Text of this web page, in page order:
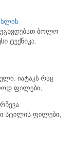
ბოლო
ტექნიკა.
იატაკს რაც
ფილები,
სტილის ფილები,